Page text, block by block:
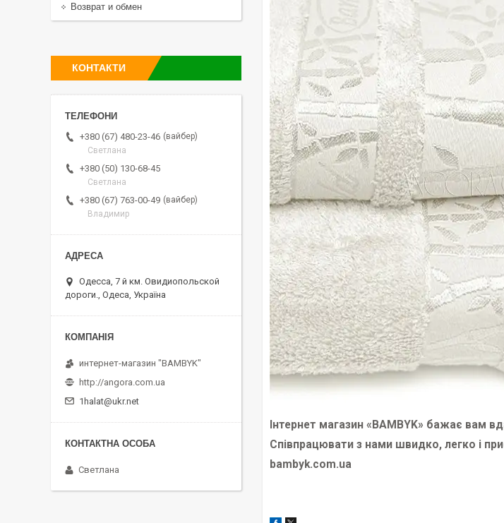
Інтернет магазин «BAMBYK» бажає вам
Співпрацювати з нами швидко, легко і
bambyk.com.ua
Возврат и обмен
КОНТАКТИ
+380 (67) 480-23-46
вайбер
Светлана
+380 (50) 130-68-45
Светлана
+380 (67) 763-00-49
вайбер
Владимир
Одесса, 7 й км. Овидиопольской
дороги., Одеса, Україна
интернет-магазин "BAMBYK"
http://angora.com.ua
1halat@ukr.net
Светлана